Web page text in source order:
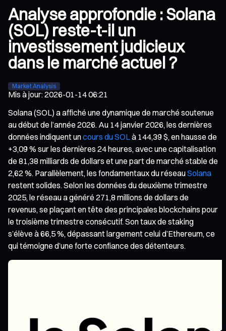
Analyse approfondie : Solana
(SOL) reste-t-il un
investissement judicieux
dans le marché actuel ?
Market Analysis
Mis à jour:2026-01-14 06:21
Solana (SOL) a affiché une dynamique de marché soutenue
au début de l’année 2026. Au 14 janvier 2026, les dernières
données indiquent uncours du SOLà 144,39 $, en hausse de
+3,09 % sur les dernières 24 heures, avec une capitalisation
de 81,38 milliards de dollars et une part de marché stable de
2,62 %. Parallèlement, les fondamentaux du réseauSolana
restent solides. Selon les données du deuxième trimestre
2025, le réseau a généré 271,8 millions de dollars de
revenus, se plaçant en tête des principales blockchains pour
le troisième trimestre consécutif. Son taux de staking
s’élève à 66,5 %, dépassant largement celui d’Ethereum, ce
qui témoigne d’une forte confiance des détenteurs.